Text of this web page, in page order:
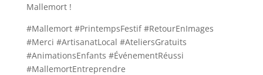
Mallemort !
#Mallemort #PrintempsFestif #RetourEnImages
#Merci #ArtisanatLocal #AteliersGratuits
#AnimationsEnfants #ÉvénementRéussi
#MallemortEntreprendre